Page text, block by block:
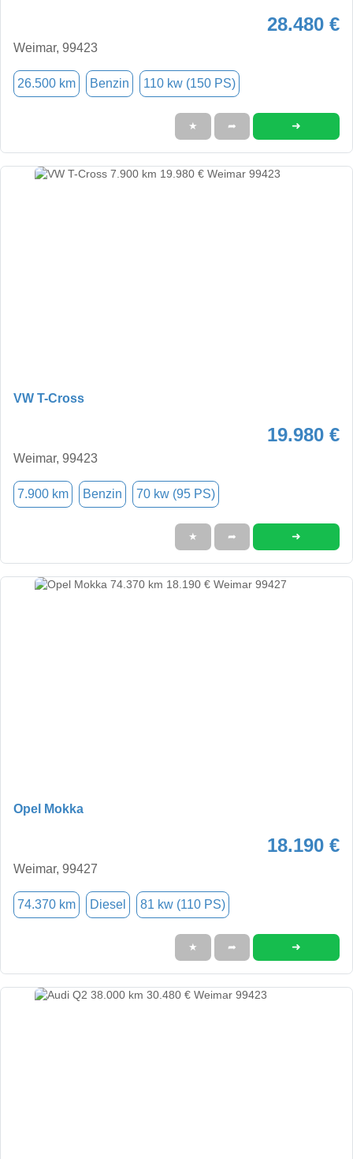
28.480 €
Weimar, 99423
26.500 km Benzin 110 kw (150 PS)
★ ➦ ➜
VW T-Cross
19.980 €
Weimar, 99423
7.900 km Benzin 70 kw (95 PS)
★ ➦ ➜
Opel Mokka
18.190 €
Weimar, 99427
74.370 km Diesel 81 kw (110 PS)
★ ➦ ➜